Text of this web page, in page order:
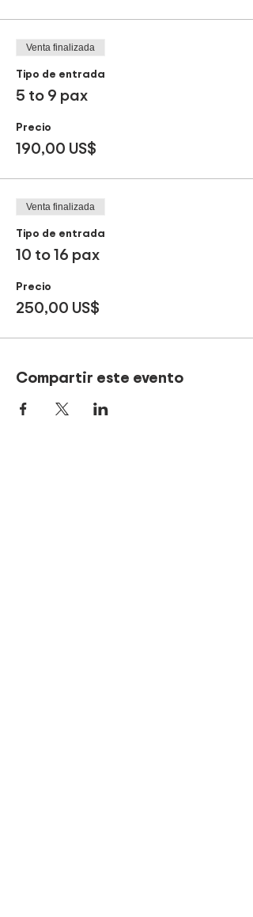
Venta finalizada
Tipo de entrada
5 to 9 pax
Precio
190,00 US$
Venta finalizada
Tipo de entrada
10 to 16 pax
Precio
250,00 US$
Compartir este evento